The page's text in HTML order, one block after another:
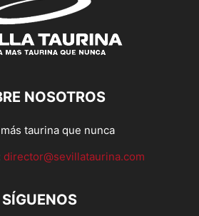
NOSOTROS
taurina que nunca
director@sevillataurina.com
SÍGUENOS